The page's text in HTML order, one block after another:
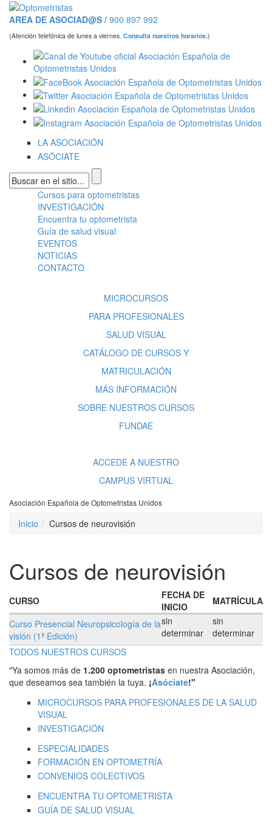
Pasar al contenido principal
AREA DE ASOCIAD@S / 900 897 992
(Atención telefónica de lunes a viernes. Consulta nuestros horarios.)
LA ASOCIACIÓN
ASÓCIATE
Formulario de búsqueda
Menú principal
Cursos para optometristas
INVESTIGACIÓN
Encuentra tu optometrista
Guía de salud visual
EVENTOS
NOTICIAS
CONTACTO
MICROCURSOS
PARA PROFESIONALES
SALUD VISUAL
CATÁLOGO DE CURSOS Y
MATRICULACIÓN
MÁS INFORMACIÓN
SOBRE NUESTROS CURSOS
FUNDAE
ACCEDE A NUESTRO
CAMPUS VIRTUAL
Asociación Española de Optometristas Unidos
Inicio Cursos de neurovisión
Cursos de neurovisión
CURSO
FECHA DE
INICIO
MATRÍCULA
Curso Presencial Neuropsicología de la
visión (1ª Edición)
sin
determinar
sin
determinar
TODOS NUESTROS CURSOS
"Ya somos más de 1.200 optometristas en nuestra Asociación,
que deseamos sea también la tuya. ¡Asóciate!"
MICROCURSOS PARA PROFESIONALES DE LA SALUD
VISUAL
INVESTIGACIÓN
ESPECIALIDADES
FORMACIÓN EN OPTOMETRÍA
CONVENIOS COLECTIVOS
ENCUENTRA TU OPTOMETRISTA
GUÍA DE SALUD VISUAL